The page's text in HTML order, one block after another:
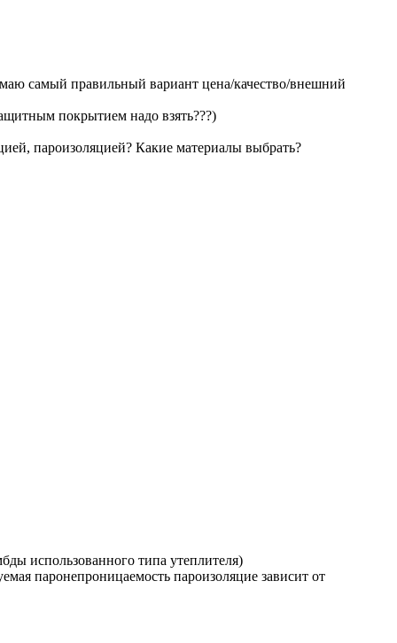
самый правильный вариант цена/качество/внешний
покрытием надо взять???)
пароизоляцией? Какие материалы выбрать?
использованного типа утеплителя)
паронепроницаемость пароизоляцие зависит от